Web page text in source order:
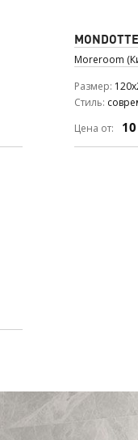
MONDOTTE
Moreroom
Размер
Стиль
Цена от: